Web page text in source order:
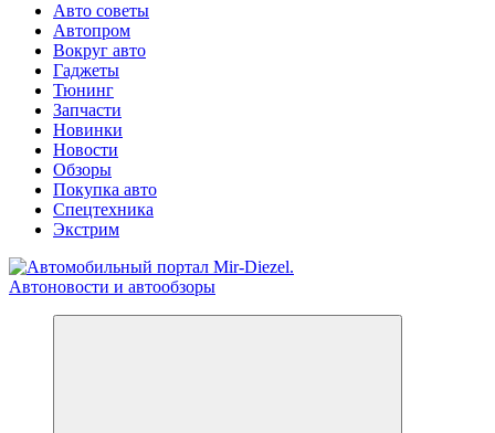
Авто советы
Автопром
Вокруг авто
Гаджеты
Тюнинг
Запчасти
Новинки
Новости
Обзоры
Покупка авто
Спецтехника
Экстрим
Справочник автомобилиста. Обзор новинок популярных